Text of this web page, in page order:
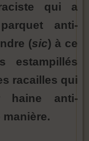
qui a
anti-
(sic) à ce
estampillés
racailles qui
haine anti-